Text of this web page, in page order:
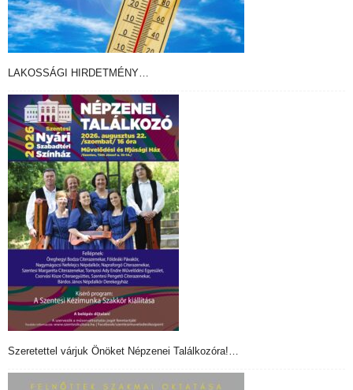
LAKOSSÁGI HIRDETMÉNY…
Szeretettel várjuk Önöket Népzenei Találkozóra!…